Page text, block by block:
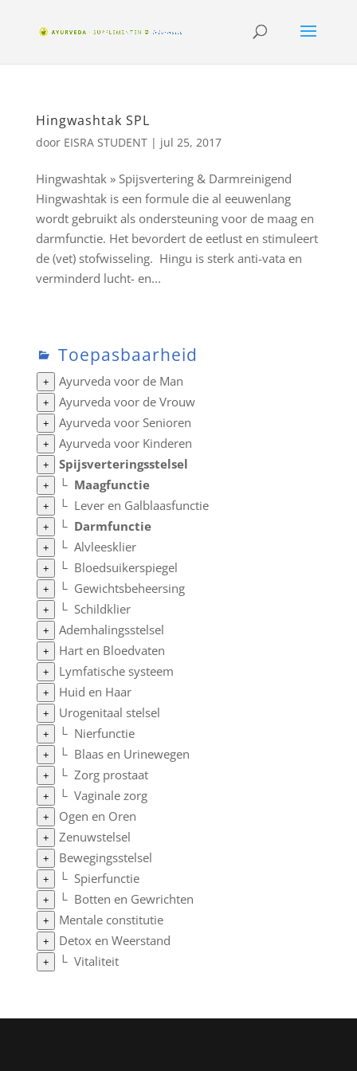
Hingwashtak SPL
door EISRA STUDENT| jul 25, 2017
Hingwashtak » Spijsvertering & Darmreinigend
Hingwashtak is een formule die al eeuwenlang
wordt gebruikt als ondersteuning voor de maag en
darmfunctie. Het bevordert de eetlust en stimuleert
de (vet) stofwisseling. Hingu is sterk anti-vata en
verminderd lucht- en...
Toepasbaarheid
+ Ayurveda voor de Man
+ Ayurveda voor de Vrouw
+ Ayurveda voor Senioren
+ Ayurveda voor Kinderen
+ Spijsverteringsstelsel
+ └ Maagfunctie
+ └ Lever en Galblaasfunctie
+ └ Darmfunctie
+ └ Alvleesklier
+ └ Bloedsuikerspiegel
+ └ Gewichtsbeheersing
+ └ Schildklier
+ Ademhalingsstelsel
+ Hart en Bloedvaten
+ Lymfatische systeem
+ Huid en Haar
+ Urogenitaal stelsel
+ └ Nierfunctie
+ └ Blaas en Urinewegen
+ └ Zorg prostaat
+ └ Vaginale zorg
+ Ogen en Oren
+ Zenuwstelsel
+ Bewegingsstelsel
+ └ Spierfunctie
+ └ Botten en Gewrichten
+ Mentale constitutie
+ Detox en Weerstand
+ └ Vitaliteit